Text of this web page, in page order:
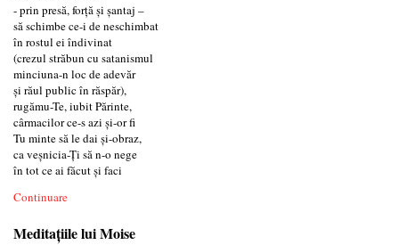
- prin presă, forță și șantaj –
să schimbe ce-i de neschimbat
în rostul ei îndivinat
(crezul străbun cu satanismul
minciuna-n loc de adevăr
și răul public în răspăr),
rugămu-Te, iubit Părinte,
cârmacilor ce-s azi și-or fi
Tu minte să le dai și-obraz,
ca veșnicia-Ți să n-o nege
în tot ce ai făcut și faci
Continuare
Meditaţiile lui Moise